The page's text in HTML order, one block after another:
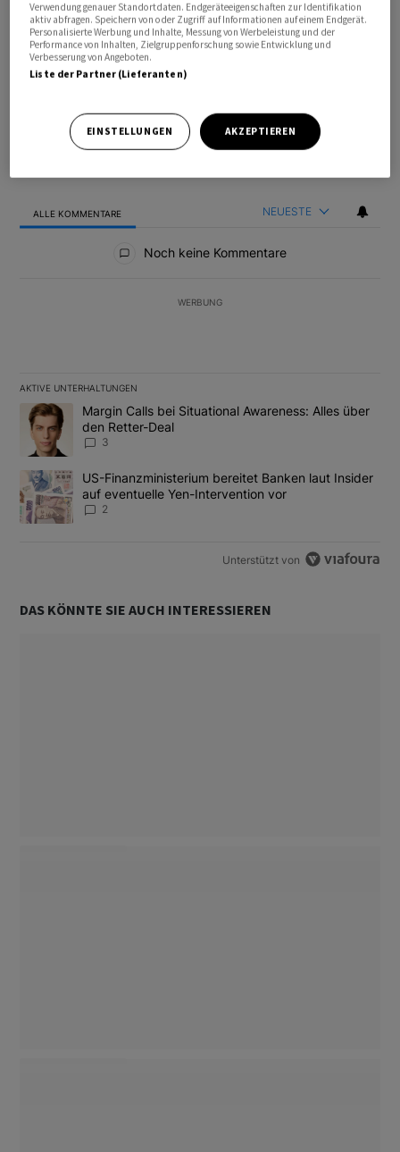
Bevorzugte Quelle So funktioniert's
ALLE KOMMENTARE NEUESTE
Noch keine Kommentare
WERBUNG
AKTIVE UNTERHALTUNGEN
Das Folgende ist eine Liste der am meisten kommentierten
Ein Trendartikel mit dem Titel "Margin Calls bei Situational
Margin Calls bei Situational Awareness: Alles über
den Retter-Deal
3
Ein Trendartikel mit dem Titel "US-Finanzministerium bereitet
US-Finanzministerium bereitet Banken laut Insider
auf eventuelle Yen-Intervention vor
2
Unterstützt von
DAS KÖNNTE SIE AUCH INTERESSIEREN
Verwendung genauer Standortdaten. Endgeräteeigenschaften zur Identifikation
aktiv abfragen. Speichern von oder Zugriff auf Informationen auf einem Endgerät.
Personalisierte Werbung und Inhalte, Messung von Werbeleistung und der
Performance von Inhalten, Zielgruppenforschung sowie Entwicklung und
Verbesserung von Angeboten.
Liste der Partner (Lieferanten)
EINSTELLUNGEN AKZEPTIEREN